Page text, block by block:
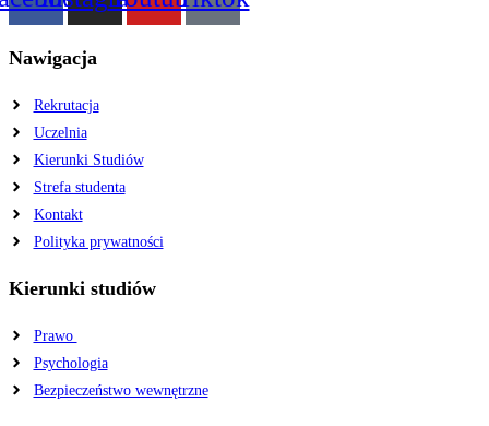
Nawigacja
Rekrutacja
Uczelnia
Kierunki Studiów
Strefa studenta
Kontakt
Polityka prywatności
Kierunki studiów
Prawo
Psychologia
Bezpieczeństwo wewnętrzne